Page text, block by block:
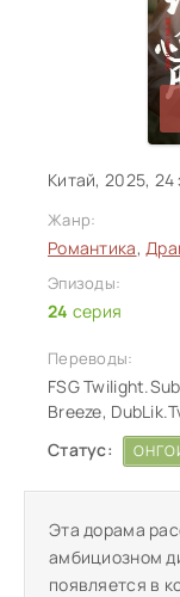
Китай, 2025, 24
Жанр:
Романтика,
Эпизоды:
24 серия
Переводы:
FSG
Breeze,
Статус:
Эта дорама
амбициозном
появляется в